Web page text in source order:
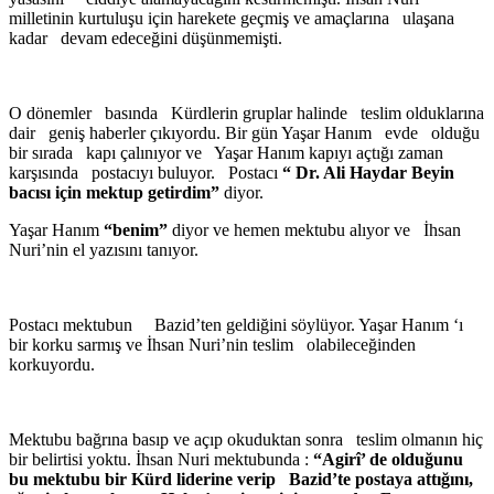
milletinin kurtuluşu için harekete geçmiş ve amaçlarına ulaşana
kadar devam edeceğini düşünmemişti.
O dönemler basında Kürdlerin gruplar halinde teslim olduklarına
dair geniş haberler çıkıyordu. Bir gün Yaşar Hanım evde olduğu
bir sırada kapı çalınıyor ve Yaşar Hanım kapıyı açtığı zaman
karşısında postacıyı buluyor. Postacı “ Dr. Ali Haydar Beyin
bacısı için mektup getirdim” diyor.
Yaşar Hanım “benim” diyor ve hemen mektubu alıyor ve İhsan
Nuri’nin el yazısını tanıyor.
Postacı mektubun Bazid’ten geldiğini söylüyor. Yaşar Hanım ‘ı
bir korku sarmış ve İhsan Nuri’nin teslim olabileceğinden
korkuyordu.
Mektubu bağrına basıp ve açıp okuduktan sonra teslim olmanın hiç
bir belirtisi yoktu. İhsan Nuri mektubunda : “Agirî’ de olduğunu
bu mektubu bir Kürd liderine verip Bazid’te postaya attığını,